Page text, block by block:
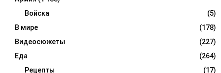
Войска
(5)
В мире
(178)
Видеосюжеты
(227)
Еда
(264)
Рецепты
(17)